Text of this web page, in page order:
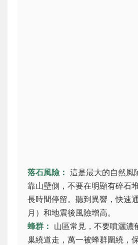
落石風險： 這是最大的自然風
靠山壁側，不要在明顯有碎石
長時間停留。聽到異響，快速
月）和地震後風險增高。
蜂群： 山區常見，不要噴灑濃
巢繞道走，萬一被蜂群圍繞，